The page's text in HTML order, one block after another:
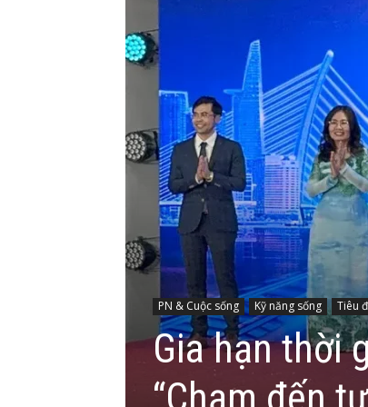
PN & Cuộc sống Kỹ năng sống Tiêu
Gia hạn thời